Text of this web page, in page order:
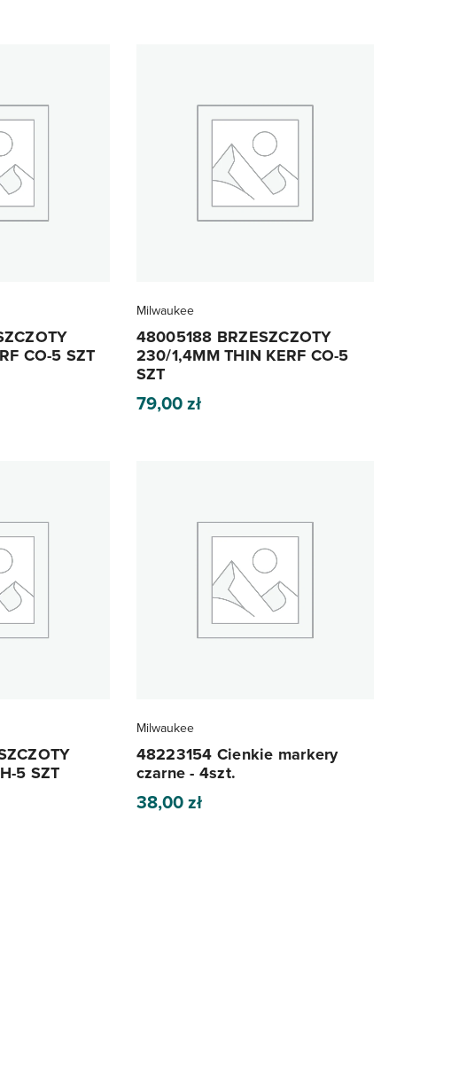
CO-5 SZT
Milwaukee
48005188 BRZESZCZOTY
230/1,4MM THIN KERF CO-5
SZT
79,00zł
5 SZT
Milwaukee
48223154 Cienkie markery
czarne - 4szt.
38,00zł